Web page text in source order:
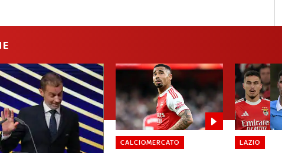
CALCIOMERCATO LAZIO